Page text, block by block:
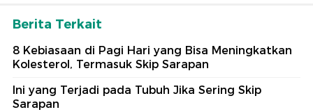
Berita Terkait
8 Kebiasaan di Pagi Hari yang Bisa Meningkatkan
Kolesterol, Termasuk Skip Sarapan
Ini yang Terjadi pada Tubuh Jika Sering Skip
Sarapan